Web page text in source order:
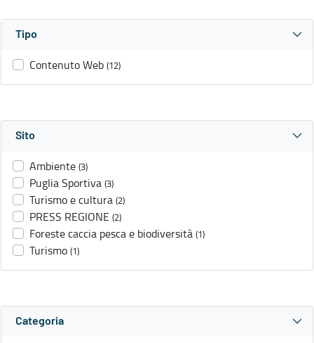
Tipo
Contenuto Web (12)
Sito
Ambiente (3)
Puglia Sportiva (3)
Turismo e cultura (2)
PRESS REGIONE (2)
Foreste caccia pesca e biodiversità (1)
Turismo (1)
Categoria